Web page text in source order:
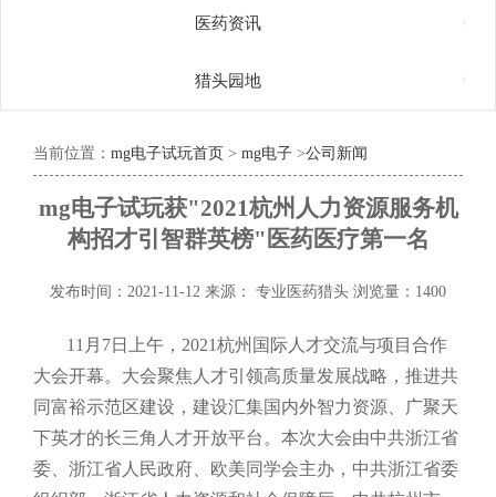
医药资讯
猎头园地
当前位置： mg电子试玩首页 > mg电子 >公司新闻
mg电子试玩获"2021杭州人力资源服务机
构招才引智群英榜"医药医疗第一名
发布时间：2021-11-12 来源： 专业医药猎头 浏览量：1400
11月7日上午，2021杭州国际人才交流与项目合作
大会开幕。 大会聚焦人才引领高质量发展战略，推进共
同富裕示范区建设，建设汇集国内外智力资源、广聚天
下英才的长三角人才开放平台。 本次大会由中共浙江省
委、浙江省人民政府、欧美同学会主办，中共浙江省委